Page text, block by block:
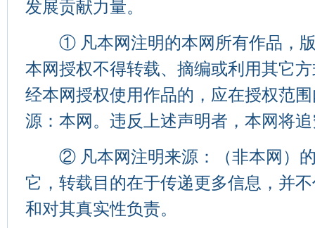
发展贡献力量。
① 凡本网注明的本网所有作品，版
本网授权不得转载、摘编或利用其它
经本网授权使用作品的，应在授权范
源：本网。违反上述声明者，本网将
② 凡本网注明来源：（非本网）的
它，转载目的在于传递更多信息，并
和对其真实性负责。